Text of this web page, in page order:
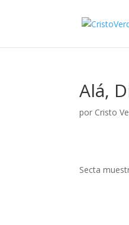
Alá,
por Cristo
Secta